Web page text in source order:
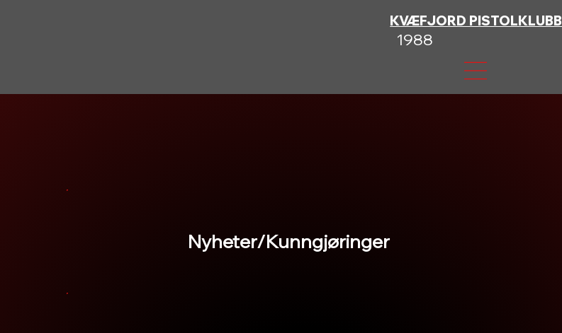
KVÆFJORD PISTOLKLUBB
1988
Nyheter/Kunngjøringer